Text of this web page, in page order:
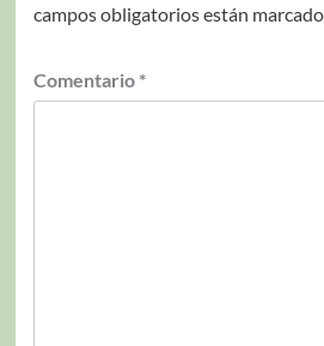
campos obligatorios están
Comentario *